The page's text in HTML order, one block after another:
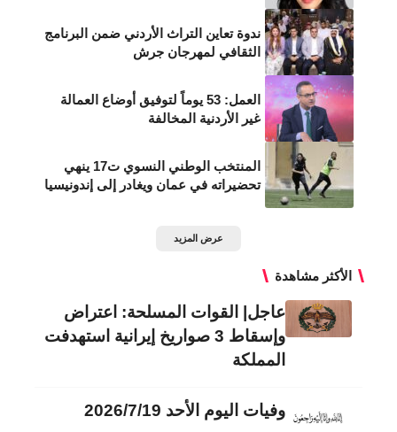
ندوة تعاين التراث الأردني ضمن البرنامج
الثقافي لمهرجان جرش
العمل: 53 يوماً لتوفيق أوضاع العمالة
غير الأردنية المخالفة
المنتخب الوطني النسوي ت17 ينهي
تحضيراته في عمان ويغادر إلى إندونيسيا
عرض المزيد
الأكثر مشاهدة
عاجل| القوات المسلحة: اعتراض
وإسقاط 3 صواريخ إيرانية استهدفت
المملكة
وفيات اليوم الأحد 2026/7/19